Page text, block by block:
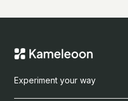
Experiment your way